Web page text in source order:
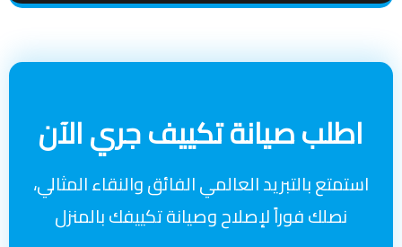
اطلب صيانة تكييف جري الآن
استمتع بالتبريد العالمي الفائق والنقاء المثالي،
نصلك فوراً لإصلاح وصيانة تكييفك بالمنزل